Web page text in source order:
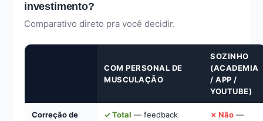
investimento?
Comparativo direto pra você decidir.
COM PERSONAL DE
MUSCULAÇÃO
SOZINHO
(ACADEMIA
/ APP /
YOUTUBE)
Correção de
✓ Total — feedback
✗ Não —